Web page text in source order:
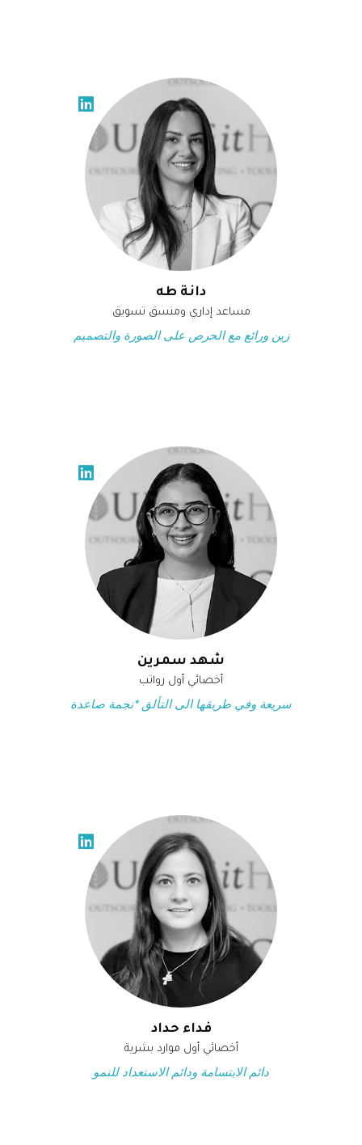
دانة طه
مساعد إداري ومنسق تسويق
زين ورائع مع الحرص على الصورة والتصميم
شهد سمرين
أخصائي أول رواتب
سريعة وفي طريقها الى التألق *نجمة صاعدة
فداء حداد
أخصائي أول موارد بشرية
دائم الابتسامة ودائم الاستعداد للنمو